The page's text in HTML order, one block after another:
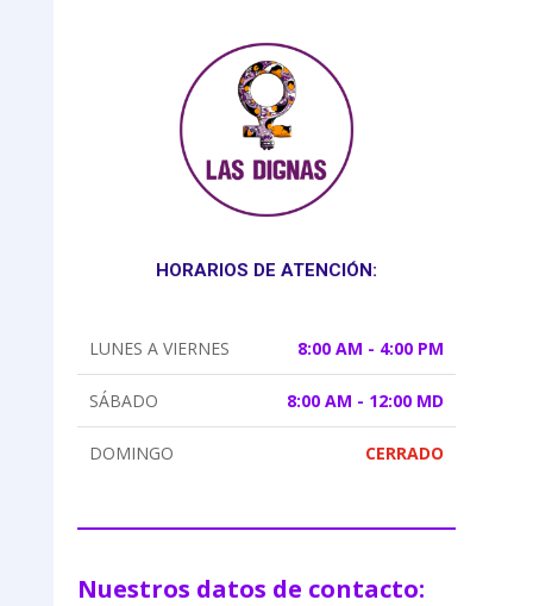
HORARIOS DE ATENCIÓN:
LUNES A VIERNES 8:00 AM - 4:00 PM
SÁBADO 8:00 AM - 12:00 MD
DOMINGO CERRADO
Nuestros datos de contacto: